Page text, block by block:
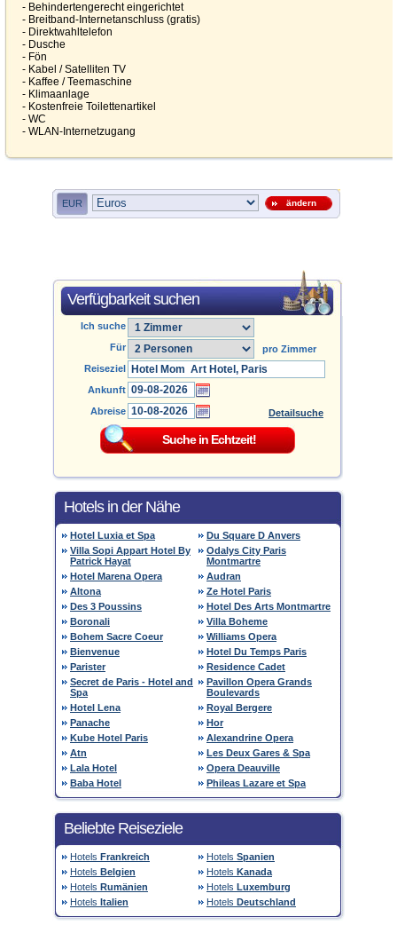
- Behindertengerecht eingerichtet
- Breitband-Internetanschluss (gratis)
- Direktwahltelefon
- Dusche
- Fön
- Kabel / Satelliten TV
- Kaffee / Teemaschine
- Klimaanlage
- Kostenfreie Toilettenartikel
- WC
- WLAN-Internetzugang
EUR ändern
Verfügbarkeit suchen
Ich suche
Für
pro Zimmer
Reiseziel
Ankunft
Abreise
Detailsuche
Hotels in der Nähe
Hotel Luxia et Spa
Du Square D Anvers
Villa Sopi Appart Hotel By
Patrick Hayat
Odalys City Paris
Montmartre
Hotel Marena Opera
Audran
Altona
Ze Hotel Paris
Des 3 Poussins
Hotel Des Arts Montmartre
Boronali
Villa Boheme
Bohem Sacre Coeur
Williams Opera
Bienvenue
Hotel Du Temps Paris
Parister
Residence Cadet
Secret de Paris - Hotel and
Spa
Pavillon Opera Grands
Boulevards
Hotel Lena
Royal Bergere
Panache
Hor
Kube Hotel Paris
Alexandrine Opera
Atn
Les Deux Gares & Spa
Lala Hotel
Opera Deauville
Baba Hotel
Phileas Lazare et Spa
Beliebte Reiseziele
Hotels Frankreich Hotels Spanien
Hotels Belgien Hotels Kanada
Hotels Rumänien Hotels Luxemburg
Hotels Italien Hotels Deutschland